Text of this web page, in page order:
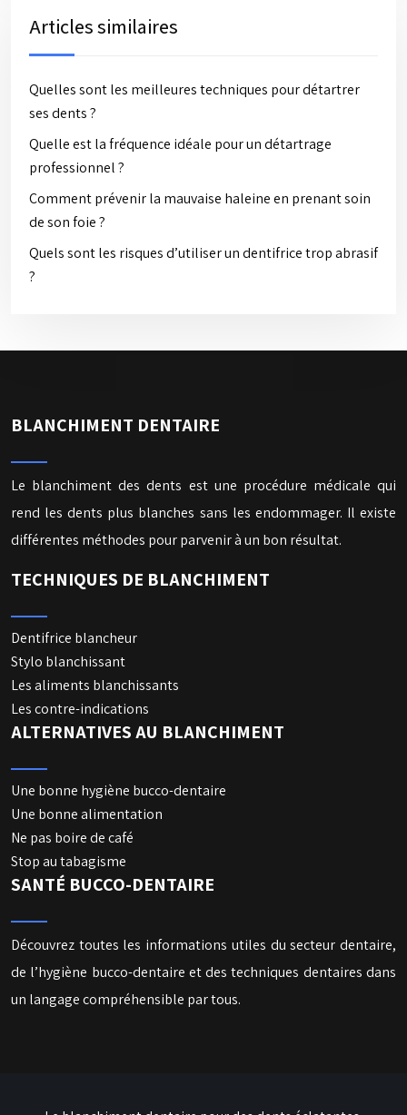
Articles similaires
Quelles sont les meilleures techniques pour détartrer
ses dents ?
Quelle est la fréquence idéale pour un détartrage
professionnel ?
Comment prévenir la mauvaise haleine en prenant soin
de son foie ?
Quels sont les risques d’utiliser un dentifrice trop abrasif
?
BLANCHIMENT DENTAIRE
Le blanchiment des dents est une procédure médicale qui
rend les dents plus blanches sans les endommager. Il existe
différentes méthodes pour parvenir à un bon résultat.
TECHNIQUES DE BLANCHIMENT
Dentifrice blancheur
Stylo blanchissant
Les aliments blanchissants
Les contre-indications
ALTERNATIVES AU BLANCHIMENT
Une bonne hygiène bucco-dentaire
Une bonne alimentation
Ne pas boire de café
Stop au tabagisme
SANTÉ BUCCO-DENTAIRE
Découvrez toutes les informations utiles du secteur dentaire,
de l’hygiène bucco-dentaire et des techniques dentaires dans
un langage compréhensible par tous.